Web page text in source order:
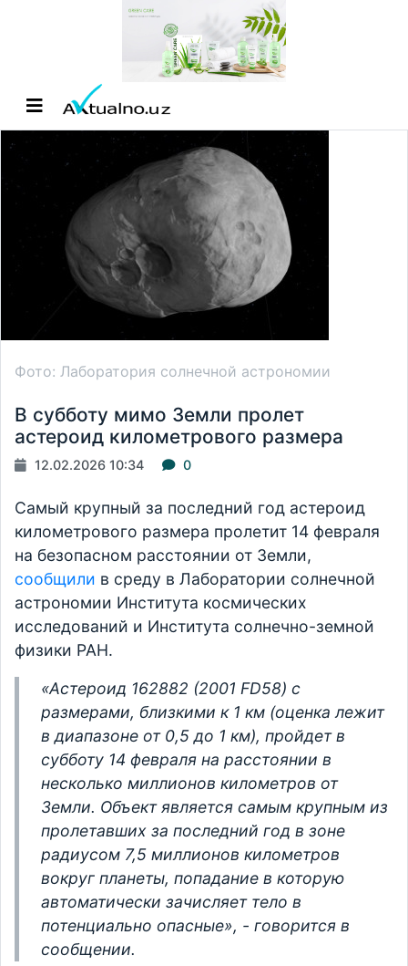
Фото: Лаборатория солнечной астрономии
В субботу мимо Земли пролет
астероид километрового размера
12.02.2026 10:34 0
Самый крупный за последний год астероид
километрового размера пролетит 14 февраля
на безопасном расстоянии от Земли,
сообщили в среду в Лаборатории солнечной
астрономии Института космических
исследований и Института солнечно-земной
физики РАН.
«Астероид 162882 (2001 FD58) с
размерами, близкими к 1 км (оценка лежит
в диапазоне от 0,5 до 1 км), пройдет в
субботу 14 февраля на расстоянии в
несколько миллионов километров от
Земли. Объект является самым крупным из
пролетавших за последний год в зоне
радиусом 7,5 миллионов километров
вокруг планеты, попадание в которую
автоматически зачисляет тело в
потенциально опасные», - говорится в
сообщении.